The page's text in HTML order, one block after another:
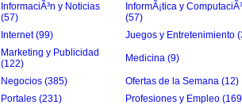
InformaciÃ³n y Noticias
(57)
InformÃ¡tica y
(57)
Internet (99)
Juegos y Entretenimiento
Marketing y Publicidad
(122)
Medicina (9)
Negocios (385)
Ofertas de la Semana (12)
Portales (231)
Profesiones y Empleo